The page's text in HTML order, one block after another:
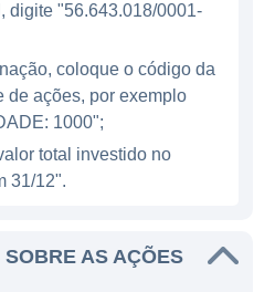
a distribuição
aos seus
seus produtos têm
e durabilidade,
e profissionais
nacional, a
digite "56.643.018/0001-
coloque o código da
de ações, por exemplo
1000";
total investido no
31/12".
AS AÇÕES